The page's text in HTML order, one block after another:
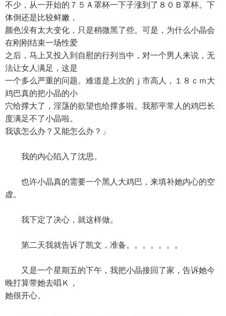
不少，从一开始的７５Ａ罩杯一下子涨到了８０Ｂ罩杯。下
体倒还是比较鲜嫩，
颜色没有太大变化，只是稍微黑了些。可是，为什么小晶会
在刚刚结束一场性爱
之后，马上又投入到自慰的行列当中，对一个男人来说，无
法让女人满足，这是
一个多么严重的问题。难道是上次的ｊ市高人，１８ｃｍ大
鸡巴真的把小晶的小
穴给撑大了，淫荡的欲望也给撑多啦。我那平常人的鸡巴长
度满足不了小晶啦。
我该怎么办？又能怎么办？」
我的内心陷入了沈思。
也许小晶真的需要一个黑人大鸡巴，来填补她内心的空
虚。
我下定了决心，就这样做。
第二天我就告诉了凯文，准备。。。。。。。
又是一个星期五的下午，我把小晶接回了家，告诉她今
晚打算带她去唱Ｋ，
她很开心。